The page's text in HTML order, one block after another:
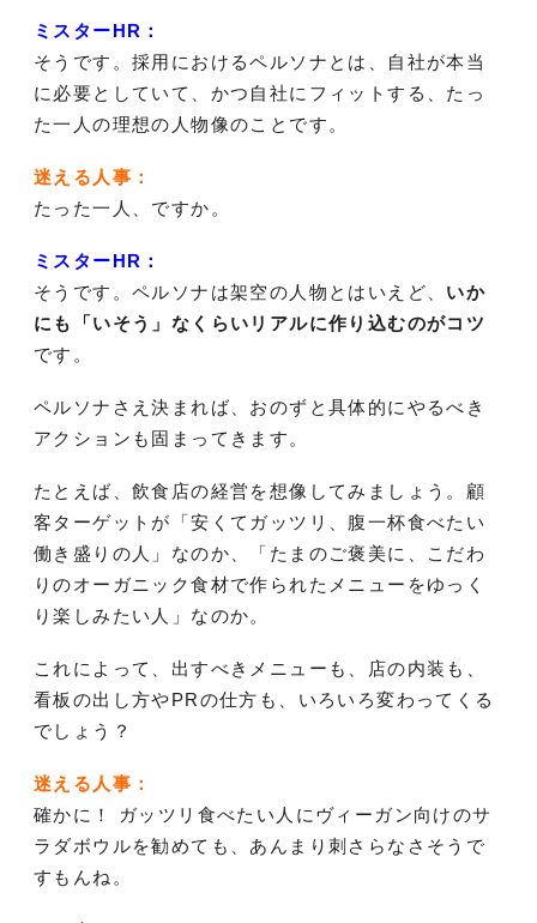
ミスターHR：
そうです。採用におけるペルソナとは、自社が本当
に必要としていて、かつ自社にフィットする、たっ
た一人の理想の人物像のことです。
迷える人事：
たった一人、ですか。
ミスターHR：
そうです。ペルソナは架空の人物とはいえど、 いか
にも「いそう」なくらいリアルに作り込むのがコツ
です。
ペルソナさえ決まれば、おのずと具体的にやるべき
アクションも固まってきます。
たとえば、飲食店の経営を想像してみましょう。顧
客ターゲットが「安くてガッツリ、腹一杯食べたい
働き盛りの人」なのか、「たまのご褒美に、こだわ
りのオーガニック食材で作られたメニューをゆっく
り楽しみたい人」なのか。
これによって、出すべきメニューも、店の内装も、
看板の出し方やPRの仕方も、いろいろ変わってくる
でしょう？
迷える人事：
確かに！ ガッツリ食べたい人にヴィーガン向けのサ
ラダボウルを勧めても、あんまり刺さらなさそうで
すもんね。